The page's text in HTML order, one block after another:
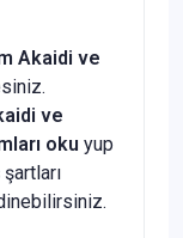
Akaidi ve
ve
oku yup
şartları